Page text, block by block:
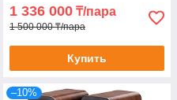
1 336 000 ₸/пара
1 500 000 ₸/пара
Купить
–10%